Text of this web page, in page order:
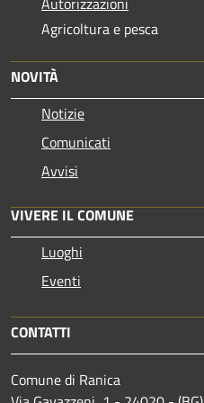
Agricoltura e pesca
NOVITÀ
Notizie
Comunicati
Avvisi
VIVERE IL COMUNE
Luoghi
Eventi
CONTATTI
Comune di Ranica